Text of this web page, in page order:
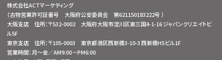
株式会社ACTマーケティング
（古物営業許可証番号 大阪府公安委員会 第621150183222号 ）
大阪支店 住所：〒532-0002 大阪府大阪市淀川区東三国4-1-16 ジャパンクリエイトビ
ル5F
東京支店 住所：〒105-0003 東京都港区西新橋3-10-3 西新橋HSビル1F
営業時間：月～金／AM9:00－PM6:00